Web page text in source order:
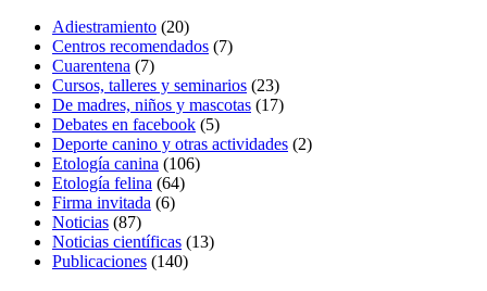
Adiestramiento (20)
Centros recomendados (7)
Cuarentena (7)
Cursos, talleres y seminarios (23)
De madres, niños y mascotas (17)
Debates en facebook (5)
Deporte canino y otras actividades (2)
Etología canina (106)
Etología felina (64)
Firma invitada (6)
Noticias (87)
Noticias científicas (13)
Publicaciones (140)